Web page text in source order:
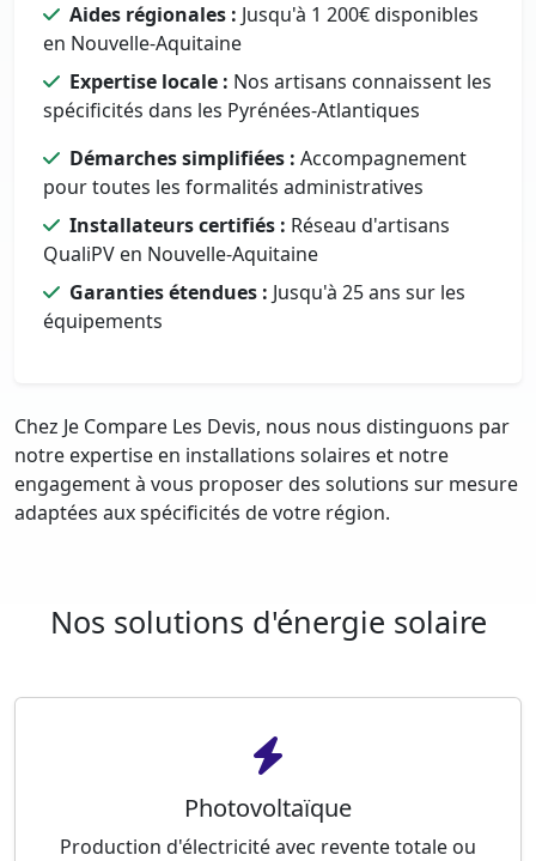
Aides régionales : Jusqu'à 1 200€ disponibles
en Nouvelle-Aquitaine
Expertise locale : Nos artisans connaissent les
spécificités dans les Pyrénées-Atlantiques
Démarches simplifiées : Accompagnement
pour toutes les formalités administratives
Installateurs certifiés : Réseau d'artisans
QualiPV en Nouvelle-Aquitaine
Garanties étendues : Jusqu'à 25 ans sur les
équipements
Chez Je Compare Les Devis, nous nous distinguons par
notre expertise en installations solaires et notre
engagement à vous proposer des solutions sur mesure
adaptées aux spécificités de votre région.
Nos solutions d'énergie solaire
Photovoltaïque
Production d'électricité avec revente totale ou